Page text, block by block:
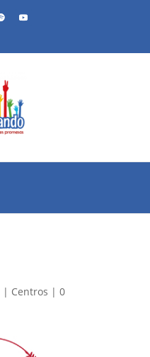
| Centros | 0